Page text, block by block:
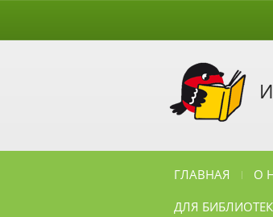
ГЛАВНАЯ О
ДЛЯ БИБЛИОТЕК